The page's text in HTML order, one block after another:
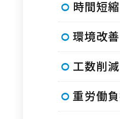
時間短縮
環境改善
工数削減
重労働